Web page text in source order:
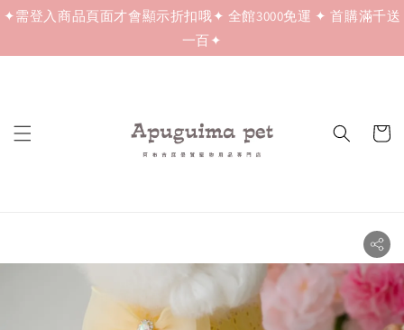
✦需登入商品頁面才會顯示折扣哦✦ 全館3000免運 ✦ 首購滿千送
一百✦